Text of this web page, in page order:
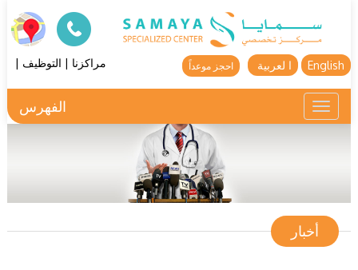
English ا لعربية احجز موعداً مراكزنا|التوظيف |
Toggle
navigation
الفهرس
أخبار